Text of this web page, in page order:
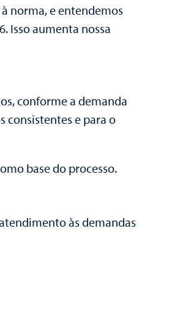
norma, e entendemos
Isso aumenta nossa
conforme a demanda
consistentes e para o
base do processo.
às demandas